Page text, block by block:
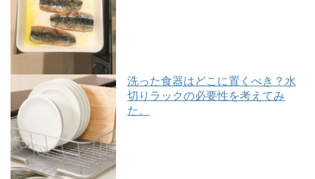
洗った食器はどこに置くべき？水
切りラックの必要性を考えてみ
た。